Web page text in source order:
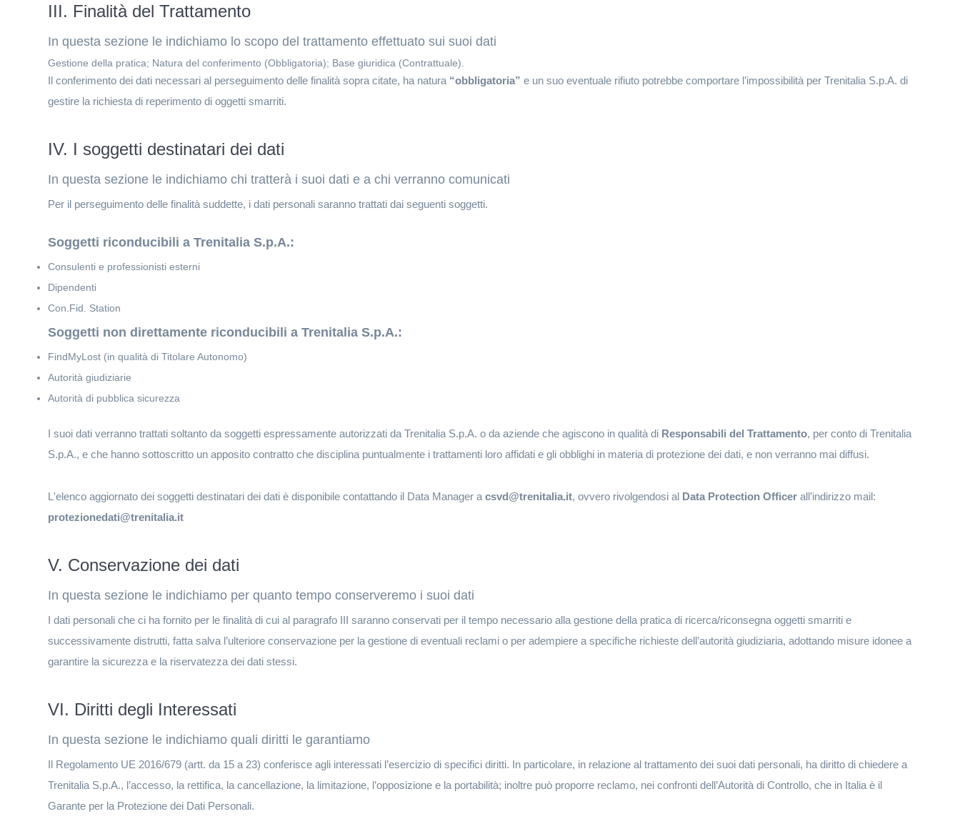
III. Finalità del Trattamento
In questa sezione le indichiamo lo scopo del trattamento effettuato sui suoi dati
Gestione della pratica; Natura del conferimento (Obbligatoria); Base giuridica (Contrattuale).
Il conferimento dei dati necessari al perseguimento delle finalità sopra citate, ha natura “obbligatoria” e un suo eventuale rifiuto potrebbe comportare l’impossibilità per Trenitalia S.p.A. di
gestire la richiesta di reperimento di oggetti smarriti.
IV. I soggetti destinatari dei dati
In questa sezione le indichiamo chi tratterà i suoi dati e a chi verranno comunicati
Per il perseguimento delle finalità suddette, i dati personali saranno trattati dai seguenti soggetti.
Soggetti riconducibili a Trenitalia S.p.A.:
Consulenti e professionisti esterni
Dipendenti
Con.Fid. Station
Soggetti non direttamente riconducibili a Trenitalia S.p.A.:
FindMyLost (in qualità di Titolare Autonomo)
Autorità giudiziarie
Autorità di pubblica sicurezza
I suoi dati verranno trattati soltanto da soggetti espressamente autorizzati da Trenitalia S.p.A. o da aziende che agiscono in qualità di Responsabili del Trattamento, per conto di Trenitalia
S.p.A., e che hanno sottoscritto un apposito contratto che disciplina puntualmente i trattamenti loro affidati e gli obblighi in materia di protezione dei dati, e non verranno mai diffusi.
L'elenco aggiornato dei soggetti destinatari dei dati è disponibile contattando il Data Manager acsvd@trenitalia.it, ovvero rivolgendosi al Data Protection Officer all’indirizzo mail:
protezionedati@trenitalia.it
V. Conservazione dei dati
In questa sezione le indichiamo per quanto tempo conserveremo i suoi dati
I dati personali che ci ha fornito per le finalità di cui al paragrafo III saranno conservati per il tempo necessario alla gestione della pratica di ricerca/riconsegna oggetti smarriti e
successivamente distrutti, fatta salva l’ulteriore conservazione per la gestione di eventuali reclami o per adempiere a specifiche richieste dell’autorità giudiziaria, adottando misure idonee a
garantire la sicurezza e la riservatezza dei dati stessi.
VI. Diritti degli Interessati
In questa sezione le indichiamo quali diritti le garantiamo
Il Regolamento UE 2016/679 (artt. da 15 a 23) conferisce agli interessati l’esercizio di specifici diritti. In particolare, in relazione al trattamento dei suoi dati personali, ha diritto di chiedere a
Trenitalia S.p.A., l’accesso, la rettifica, la cancellazione, la limitazione, l’opposizione e la portabilità; inoltre può proporre reclamo, nei confronti dell’Autorità di Controllo, che in Italia è il
Garante per la Protezione dei Dati Personali.